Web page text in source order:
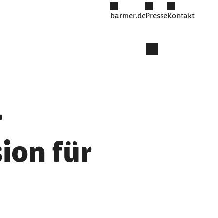
barmer.dePresseKontakt
für